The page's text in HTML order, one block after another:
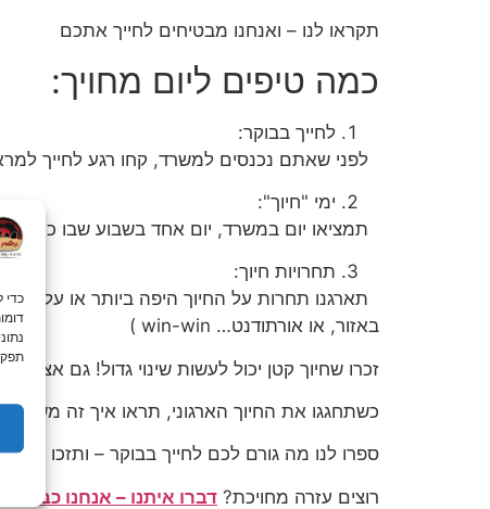
תקראו לנו – ואנחנו מבטיחים לחייך אתכם
כמה טיפים ליום מחויך:
לחייך בבוקר:
לפני שאתם נכנסים למשרד, קחו רגע לחייך
ימי "חיוך":
תמציאו יום במשרד, יום אחד בשבוע שבו כולם
תחרויות חיוך:
תארגנו תחרות על החיוך היפה ביותר או על
באזור, או אורתודנט… win-win )
זכרו שחיוך קטן יכול לעשות שינוי גדול! גם אצל
כשתחגגו את החיוך הארגוני, תראו איך זה משפיע
ספרו לנו מה גורם לכם לחייך בבוקר – ותזכו
רוצים עזרה מחויכת? דברו איתנו – אנחנו כבר